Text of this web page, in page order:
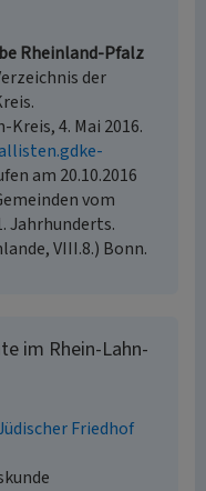
Rheinland-Pfalz
der
4. Mai 2016.
am 20.10.2016
vom
Jahrhunderts.
VIII.8.) Bonn.
im Rhein-Lahn-
Friedhof